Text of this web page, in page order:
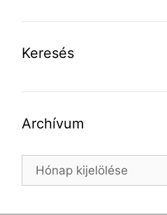
Keresés
Archívum
Archívum